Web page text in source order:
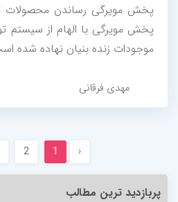
پخش مویرگی رساندن محصولات
پخش مویرگی با الهام از سیستم
موجودات زنده بنیان نهاده شده
مهدی فرقانی
‹
1
2
پربازدید ترین مطالب